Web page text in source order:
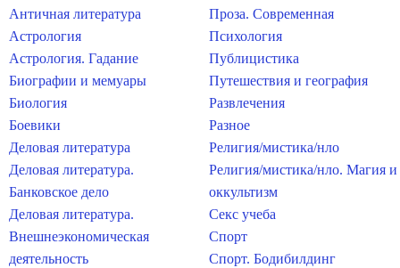
Античная литература
Астрология
Астрология. Гадание
Биографии и мемуары
Биология
Боевики
Деловая литература
Деловая литература.
Банковское дело
Деловая литература.
Внешнеэкономическая
деятельность
Проза. Современная
Психология
Публицистика
Путешествия и география
Развлечения
Разное
Религия/мистика/нло
Религия/мистика/нло. Магия и
оккультизм
Секс учеба
Спорт
Спорт. Бодибилдинг